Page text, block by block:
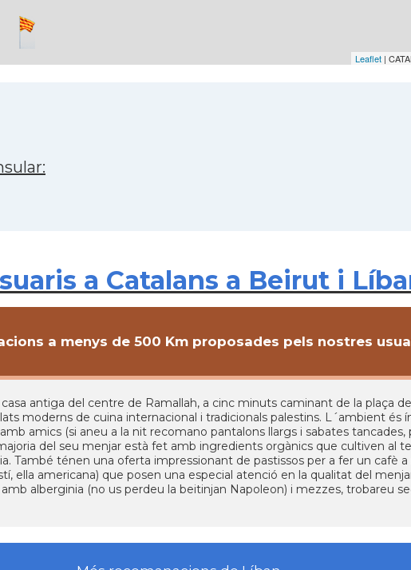
Leaflet |
a Catalans a Beirut i
a menys de 500 Km proposades pels nostres
antiga del centre de Ramallah, a cinc minuts caminant de la plaça
moderns de cuina internacional i tradicionals palestins. L´ambient és
amics (si aneu a la nit recomano pantalons llargs i sabates
del seu menjar està fet amb ingredients orgànics que cultiven al
També ténen una oferta impressionant de pastissos per a fer un cafè
ella americana) que posen una especial atenció en la qualitat del
alberginia (no us perdeu la beitinjan Napoleon) i mezzes, trobareu